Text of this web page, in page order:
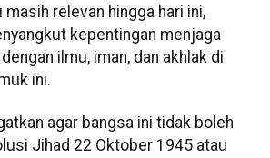
masih relevan hingga hari ini,
kepentingan menjaga
ilmu, iman, dan akhlak di
ini.
agar bangsa ini tidak boleh
Jihad 22 Oktober 1945 atau